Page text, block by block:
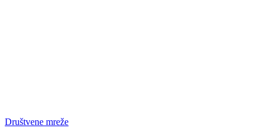
Društvene mreže